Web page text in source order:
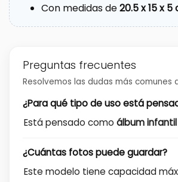
Con medidas de20.5 x 15 x 5
Preguntas frecuentes
Resolvemos las dudas más
¿Para qué tipo de uso está
Está pensado como álbum
¿Cuántas fotos puede guardar?
Este modelo tiene capacidad